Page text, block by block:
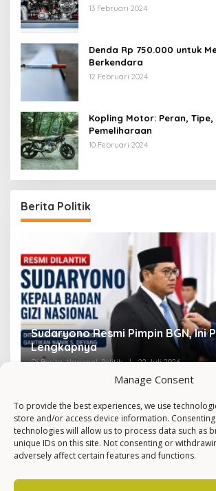
Manage Consent
To provide the best experiences, we use
store and/or access device information.
technologies will allow us to process data such as
unique IDs on this site. Not consenting or
adversely affect certain features and functions.
13 Februari 2024
Denda Rp 750.000 untuk
Berkendara
12 Februari 2024
Kopling Motor: Peran, Tipe,
Pemeliharaan
10 Februari 2024
Berita Politik
Viral! Amien Rais Singgung
Faktanya
Di Berita, Nasional, Politik, Viral | 2 Mei 2026